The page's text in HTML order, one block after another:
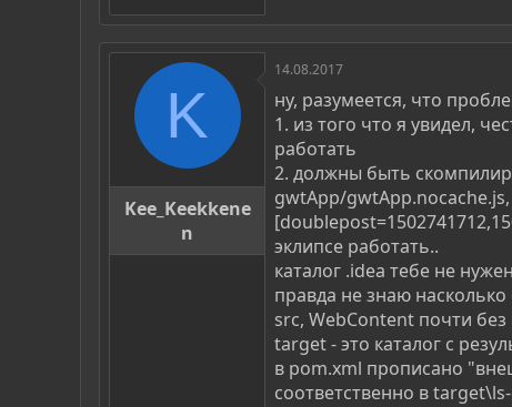
K
Kee_Keekkene
n
14.08.2017
ну, разумеется, что
1. из того что я увидел,
работать
2. должны быть
gwtApp/gwtApp.nocache.js,
эклипсе работать..
каталог .idea тебе не
правда не знаю насколько
src, WebContent почти
target - это каталог с
в pom.xml прописано
соответственно в